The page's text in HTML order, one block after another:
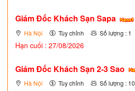
Giám Đốc Khách Sạn Sapa
Hà Nội Tùy chỉnh Số lượng : 1
Hạn cuối : 27/08/2026
Giám Đốc Khách Sạn 2-3 Sao
Hà Nội Tùy chỉnh Số lượng : 10